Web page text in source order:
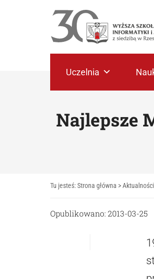
Uczelnia
Najlepsze
Tu jesteś:Strona główna >Aktualności
Opublikowano: 2013-03-25